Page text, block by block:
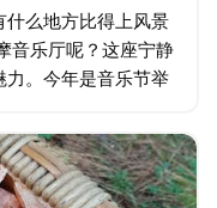
么地方比得上风景
音乐厅呢？这座宁静
。今年是音乐节举
情。…